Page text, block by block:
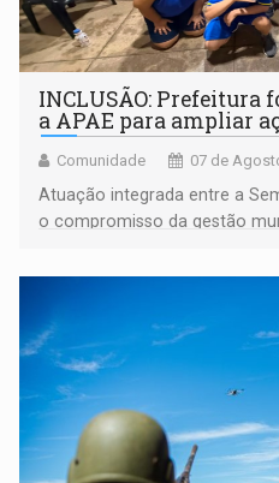
INCLUSÃO: Prefeitura
a APAE para ampliar
Comunidade 07 de
Atuação integrada entre a
o compromisso da gestão